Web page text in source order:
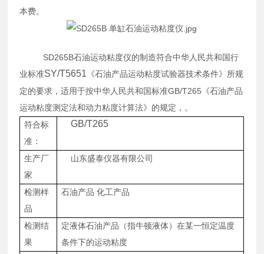
本费。
SD265B石油运动粘度仪的制造符合中华人民共和国行
业标准SY/T5651 《石油产品运动粘度试验器技术条件》所规
定的要求，适用于按中华人民共和国标准GB/T265 《石油产品
运动粘度测定法和动力粘度计算法》的规定，。
符合标
准：
GB/T265
生产厂
家
山东盛泰仪器有限公司
检测样
品
石油产品 化工产品
检测结
果
定液体石油产品（指牛顿液体）在某一恒定温度
条件下的运动粘度